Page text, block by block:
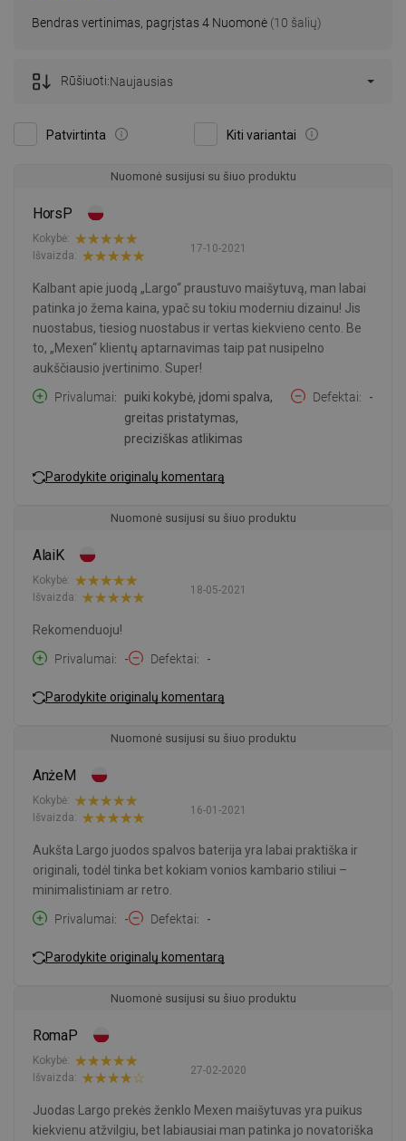
Bendras vertinimas, pagrįstas 4 Nuomonė (10 šalių)
Patvirtinta Kiti variantai
Rūšiuoti:Naujausias
Nuomonė susijusi su šiuo produktu
HorsP
17-10-2021
Kokybė:
Išvaizda:
Kalbant apie juodą „Largo“ praustuvo maišytuvą, man labai
patinka jo žema kaina, ypač su tokiu moderniu dizainu! Jis
nuostabus, tiesiog nuostabus ir vertas kiekvieno cento. Be
to, „Mexen“ klientų aptarnavimas taip pat nusipelno
aukščiausio įvertinimo. Super!
Privalumai
puiki kokybė, įdomi spalva,
greitas pristatymas,
preciziškas atlikimas
Defektai -
Parodykite originalų komentarą
Nuomonė susijusi su šiuo produktu
AlaiK
18-05-2021
Kokybė:
Išvaizda:
Rekomenduoju!
Privalumai
- Defektai -
Parodykite originalų komentarą
Nuomonė susijusi su šiuo produktu
AnżeM
16-01-2021
Kokybė:
Išvaizda:
Aukšta Largo juodos spalvos baterija yra labai praktiška ir
originali, todėl tinka bet kokiam vonios kambario stiliui –
minimalistiniam ar retro.
Privalumai
- Defektai -
Parodykite originalų komentarą
Nuomonė susijusi su šiuo produktu
RomaP
27-02-2020
Kokybė:
Išvaizda:
Juodas Largo prekės ženklo Mexen maišytuvas yra puikus
kiekvienu atžvilgiu, bet labiausiai man patinka jo novatoriška